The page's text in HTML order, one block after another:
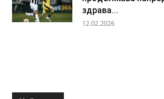
здрава...
12.02.2026